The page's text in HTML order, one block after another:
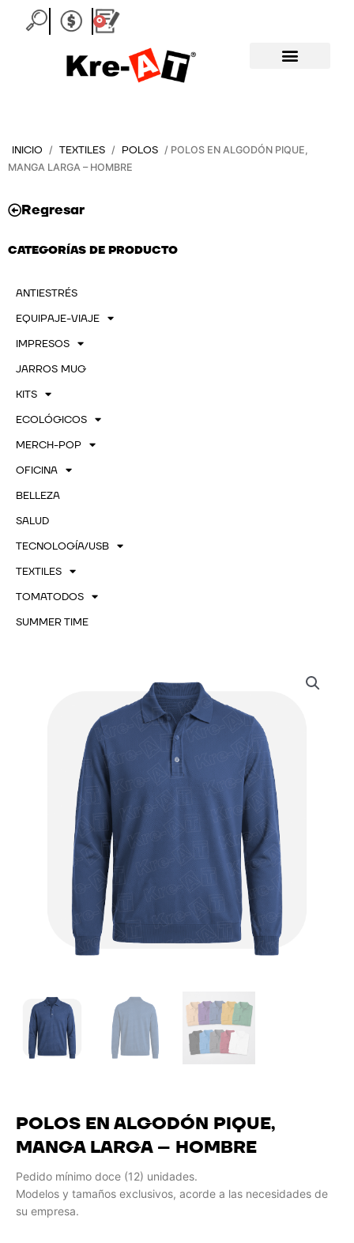
0
Carrito
INICIO / TEXTILES / POLOS / POLOS EN ALGODÓN PIQUE,
MANGA LARGA – HOMBRE
Regresar
CATEGORÍAS DE PRODUCTO
ANTIESTRÉS
EQUIPAJE-VIAJE
IMPRESOS
JARROS MUG
KITS
ECOLÓGICOS
MERCH-POP
OFICINA
BELLEZA
SALUD
TECNOLOGÍA/USB
TEXTILES
TOMATODOS
SUMMER TIME
POLOS EN ALGODÓN PIQUE,
MANGA LARGA – HOMBRE
Pedido mínimo doce (12) unidades.
Modelos y tamaños exclusivos, acorde a las necesidades de
su empresa.